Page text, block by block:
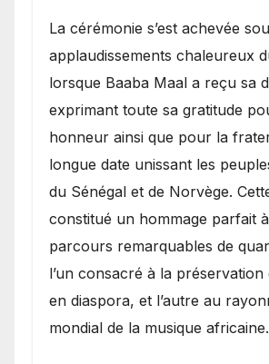
​La cérémonie s’est achevée
applaudissements chaleureux
lorsque Baaba Maal a reçu sa
exprimant toute sa gratitude
honneur ainsi que pour la
longue date unissant les
du Sénégal et de Norvège.
constitué un hommage parfait
parcours remarquables de
l’un consacré à la
en diaspora, et l’autre au
mondial de la musique africaine.